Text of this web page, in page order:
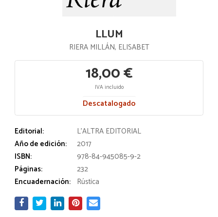
LLUM
RIERA MILLÁN, ELISABET
18,00 €
IVA incluido
Descatalogado
Editorial:
L'ALTRA EDITORIAL
Año de edición:
2017
ISBN:
978-84-945085-9-2
Páginas:
232
Encuadernación: Rústica